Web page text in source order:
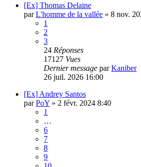
[Ex] Thomas Delaine
parL'homme de la vallée » 8 nov.
1
2
3
24 Réponses
17127 Vues
Dernier message parKaniber
26 juil. 2026 16:00
[Ex] Andrey Santos
parPoY » 2 févr. 2024 8:40
1
…
6
7
8
9